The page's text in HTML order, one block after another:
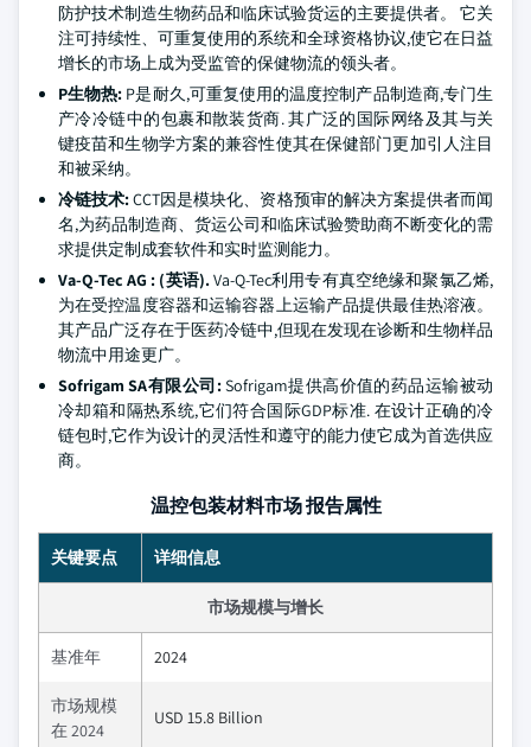
防护技术制造生物药品和临床试验货运的主要提供者。 它关
注可持续性、可重复使用的系统和全球资格协议,使它在日益
增长的市场上成为受监管的保健物流的领头者。
P生物热: P是耐久,可重复使用的温度控制产品制造商,专门生
产冷冷链中的包裹和散装货商. 其广泛的国际网络及其与关
键疫苗和生物学方案的兼容性使其在保健部门更加引人注目
和被采纳。
冷链技术:CCT因是模块化、资格预审的解决方案提供者而闻
名,为药品制造商、货运公司和临床试验赞助商不断变化的需
求提供定制成套软件和实时监测能力。
Va-Q-Tec AG : (英语).Va-Q-Tec利用专有真空绝缘和聚氯乙烯,
为在受控温度容器和运输容器上运输产品提供最佳热溶液。
其产品广泛存在于医药冷链中,但现在发现在诊断和生物样品
物流中用途更广。
Sofrigam SA有限公司:Sofrigam提供高价值的药品运输被动
冷却箱和隔热系统,它们符合国际GDP标准. 在设计正确的冷
链包时,它作为设计的灵活性和遵守的能力使它成为首选供应
商。
温控包装材料市场 报告属性
关键要点 详细信息
市场规模与增长
基准年 2024
市场规模
在 2024
USD 15.8 Billion